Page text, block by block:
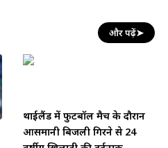
और पढ़ें➤
थाईलैंड में फुटबॉल मैच के दौरान
आसमानी बिजली गिरने से 24